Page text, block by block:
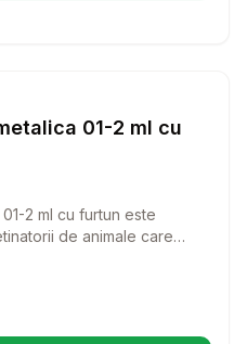
01-2 ml cu
2 ml cu furtun este
de animale care
si de curatat, acest